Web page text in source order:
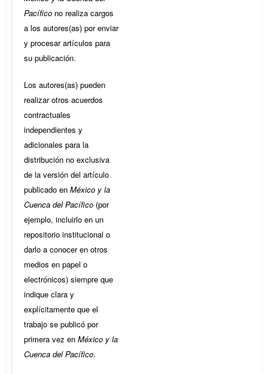
Pacífico no realiza cargos
a los autores(as) por enviar
y procesar artículos para
su publicación.
Los autores(as) pueden
realizar otros acuerdos
contractuales
independientes y
adicionales para la
distribución no exclusiva
de la versión del artículo
publicado en México y la
Cuenca del Pacífico (por
ejemplo, incluirlo en un
repositorio institucional o
darlo a conocer en otros
medios en papel o
electrónicos) siempre que
indique clara y
explícitamente que el
trabajo se publicó por
primera vez en México y la
Cuenca del Pacífico.